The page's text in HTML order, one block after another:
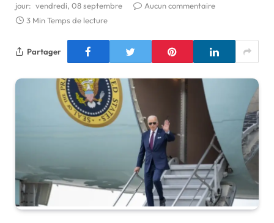
jour: vendredi, 08 septembre
Aucun commentaire
3 Min Temps de lecture
Partager